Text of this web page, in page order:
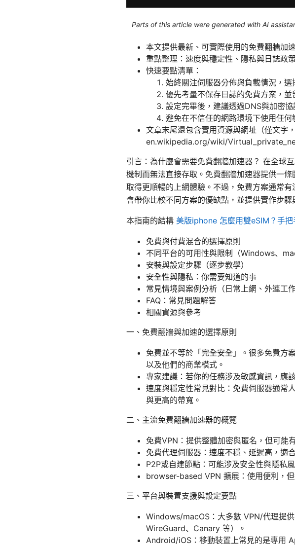
Parts of this article were generated with AI
本文提供最新、可實際使用的免費翻牆加
重點整理：速度與穩定性、隱私與日誌政
快速要點清單：
始終關注伺服器分佈與負載情況，選
優先考量不保存日誌的免費方案，並
設定完畢後，建議透過DNS與加密
避免在不信任的網路環境下使用任何
文章末尾還包含實用資源與網址（僅文
en.wikipedia.org/wiki/
引言：為什麼會需要免費翻牆加速器？ 在全球
機制而無法直接存取。免費翻牆加速器提供一
取得更順暢的上網體驗。不過，免費方案通常
會帶你比較不同方案的優缺點，並提供實作步驟
本指南的結構 美版iphone 怎麼用雙eSIM？手
免費與付費混合的選擇原則
不同平台的可用性與限制（Windows、
安裝與設定步驟（逐步教學）
安全性與隱私：你需要知道的事
常見情境與案例分析（日常上網、外連工
FAQ：常見問題解答
相關資源與參考
一、免費翻牆與加速的選擇原則
免費並不等於「完全安全」。很多免費方
以及他們的商業模式。
專家建議：若你的任務涉及敏感資訊，應
速度與穩定性常見對比：免費伺服器通常
與更高的帶寬。
二、主流免費翻牆加速器的概覽
免費VPN：提供整體加密與匿名，但可能
免費代理伺服器：速度不穩、延遲高，適
P2P或自建節點：可能涉及安全性與隱私
browser-based VPN 擴展：使用便利，
三、平台與裝置支援與設定要點
Windows/macOS：大多數 VPN/代理提
WireGuard、Canary 等）。
Android/iOS：移動裝置上常見的是專用